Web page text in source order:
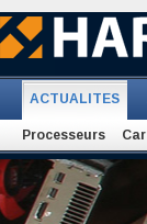
ACTUALITES
Processeurs